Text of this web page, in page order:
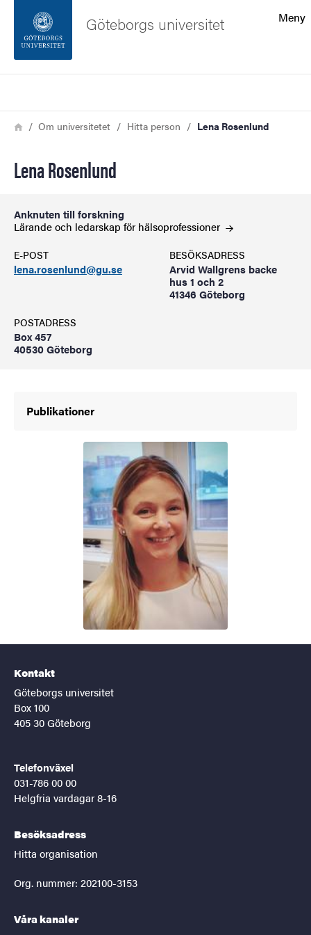
Sidfoten
Meny
Göteborgs universitet
Länkstig
HemOm universitetet Hitta person Lena Rosenlund
Lena Rosenlund
Anknuten till forskning
Lärande och ledarskap förhälsoprofessioner
E-POST
lena.rosenlund@gu.se
BESÖKSADRESS
Arvid Wallgrens backe
hus 1 och 2
41346 Göteborg
POSTADRESS
Box 457
40530 Göteborg
Publikationer
Kontakt
Göteborgs universitet
Box 100
405 30 Göteborg
Telefonväxel
031-786 00 00
Helgfria vardagar 8-16
Besöksadress
Hitta organisation
Org. nummer: 202100-3153
Våra kanaler